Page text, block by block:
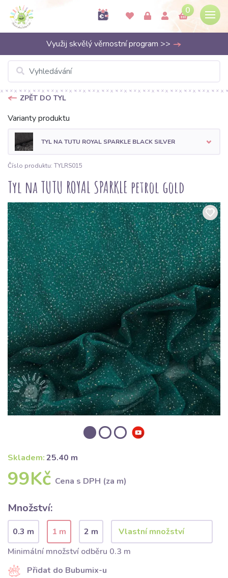
0
Využij skvělý věrnostní program >>
ZPĚT DO TYL
Varianty produktu
TYL NA TUTU ROYAL SPARKLE BLACK SILVER
Číslo produktu: TYLRS015
Tyl na TUTU ROYAL SPARKLE petrol gold
Skladem:25.40 m
99Kč Cena s DPH (za m)
Množství:
0.3 m 1 m
2 m
Minimální množství odběru 0.3 m
Přidat do Bubumix-u